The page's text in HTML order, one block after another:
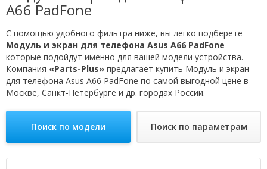
A66 PadFone
С помощью удобного фильтра ниже, вы легко подберете
Модуль и экран для телефона Asus A66 PadFone
которые подойдут именно для вашей модели устройства.
Компания «Parts-Plus» предлагает купить Модуль и экран
для телефона Asus A66 PadFone по самой выгодной цене в
Москве, Санкт-Петербурге и др. городах России.
Поиск по модели Поиск по параметрам